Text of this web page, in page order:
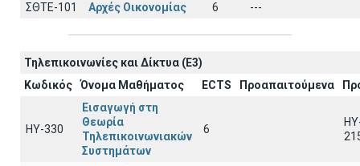
ΣΘΤΕ-101 Αρχές Οικονομίας 6 ---
Τηλεπικοινωνίες και Δίκτυα (Ε3)
Κωδικός
Όνομα Μαθήματος ECTS Προαπαιτούμενα
ΗΥ-330
Εισαγωγή στη
Θεωρία
Τηλεπικοινωνιακών
Συστημάτων
6